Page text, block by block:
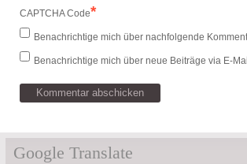
CAPTCHA Code*
Benachrichtige mich über nachfolgende
Benachrichtige mich über neue Beiträge via E-
Google Translate